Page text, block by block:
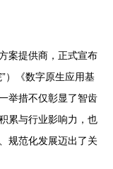
案提供商，正式宣布
）《数字原生应用基
举措不仅彰显了智齿
累与行业影响力，也
规范化发展迈出了关